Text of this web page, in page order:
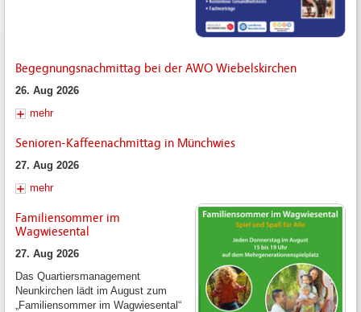
Begegnungsnachmittag bei der AWO Wiebelskirchen
26. Aug 2026
mehr
Senioren-Kaffeenachmittag in Münchwies
27. Aug 2026
mehr
Familiensommer im
Wagwiesental
27. Aug 2026
Das Quartiersmanagement
Neunkirchen lädt im August zum
„Familiensommer im Wagwiesental“